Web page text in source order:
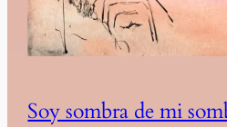
Soy sombra de mi